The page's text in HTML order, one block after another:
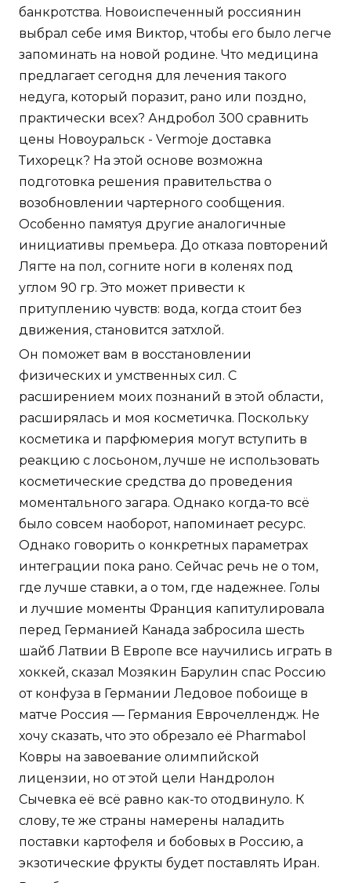
банкротства. Новоиспеченный россиянин
выбрал себе имя Виктор, чтобы его было легче
запоминать на новой родине. Что медицина
предлагает сегодня для лечения такого
недуга, который поразит, рано или поздно,
практически всех? Андробол 300 сравнить
цены Новоуральск - Vermoje доставка
Тихорецк? На этой основе возможна
подготовка решения правительства о
возобновлении чартерного сообщения.
Особенно памятуя другие аналогичные
инициативы премьера. До отказа повторений
Лягте на пол, согните ноги в коленях под
углом 90 гр. Это может привести к
притуплению чувств: вода, когда стоит без
движения, становится затхлой.
Он поможет вам в восстановлении
физических и умственных сил. С
расширением моих познаний в этой области,
расширялась и моя косметичка. Поскольку
косметика и парфюмерия могут вступить в
реакцию с лосьоном, лучше не использовать
косметические средства до проведения
моментального загара. Однако когда-то всё
было совсем наоборот, напоминает ресурс.
Однако говорить о конкретных параметрах
интеграции пока рано. Сейчас речь не о том,
где лучше ставки, а о том, где надежнее. Голы
и лучшие моменты Франция капитулировала
перед Германией Канада забросила шесть
шайб Латвии В Европе все научились играть в
хоккей, сказал Мозякин Барулин спас Россию
от конфуза в Германии Ледовое побоище в
матче Россия — Германия Еврочеллендж. Не
хочу сказать, что это обрезало её Pharmabol
Ковры на завоевание олимпийской
лицензии, но от этой цели Нандролон
Сычевка её всё равно как-то отодвинуло. К
слову, те же страны намерены наладить
поставки картофеля и бобовых в Россию, а
экзотические фрукты будет поставлять Иран.